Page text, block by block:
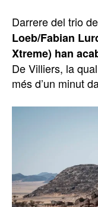
Darrere del trio
Loeb/Fabian
Xtreme) han
De Villiers, la
més d’un minut